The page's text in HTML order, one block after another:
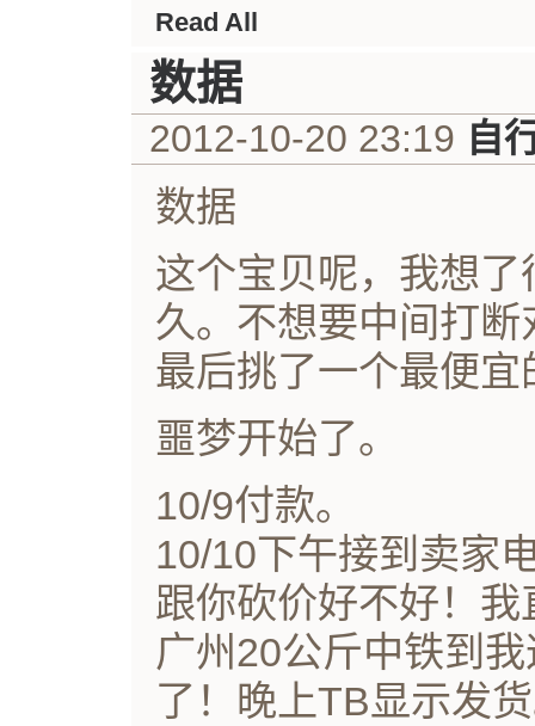
Read All
数据
2012-10-20 23:19 自
数据
这个宝贝呢，我想
久。不想要中间打断
最后挑了一个最便
噩梦开始了。
10/9付款。
10/10下午接到卖家
跟你砍价好不好！
广州20公斤中铁到
了！晚上TB显示发